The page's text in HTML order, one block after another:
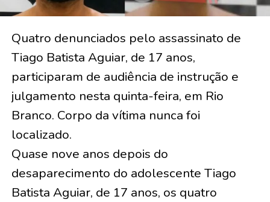
Quatro denunciados pelo assassinato de
Tiago Batista Aguiar, de 17 anos,
participaram de audiência de instrução e
julgamento nesta quinta-feira, em Rio
Branco. Corpo da vítima nunca foi
localizado.
Quase nove anos depois do
desaparecimento do adolescente Tiago
Batista Aguiar, de 17 anos, os quatro